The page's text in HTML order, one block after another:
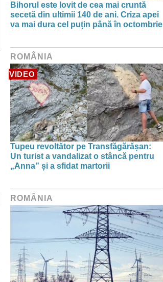
Bihorul este lovit de cea mai cruntă
secetă din ultimii 140 de ani. Criza apei
va mai dura cel puțin până în octombrie
ROMÂNIA
VIDEO
Tupeu revoltător pe Transfăgărășan:
Un turist a vandalizat o stâncă pentru
„Anna” și a sfidat martorii
ROMÂNIA